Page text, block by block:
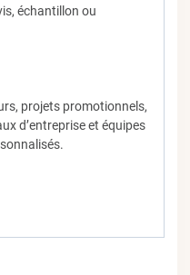
échantillon ou
projets promotionnels,
d’entreprise et équipes